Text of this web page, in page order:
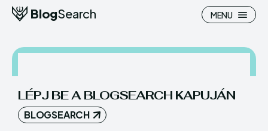
BlogSearch MENU
LÉPJ BE A BLOGSEARCH KAPUJÁN
BLOGSEARCH